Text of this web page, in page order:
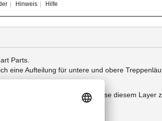
Hinweis Hilfe
Parts.
eine Aufteilung für untere und obere
die obere Rückbiegeanschlüsse diesem Layer
Elemente auch korrekt passiv.